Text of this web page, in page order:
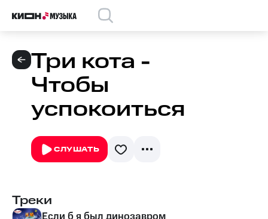
Три кота -
Чтобы
успокоиться
СЛУШАТЬ
Треки